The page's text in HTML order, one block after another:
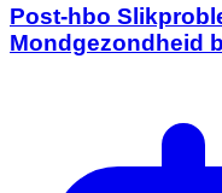
Post-hbo
Mondgezondheid